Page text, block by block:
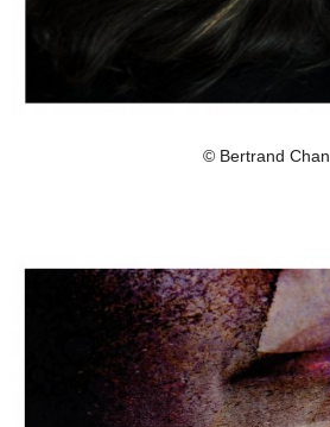
© Bertrand Chan